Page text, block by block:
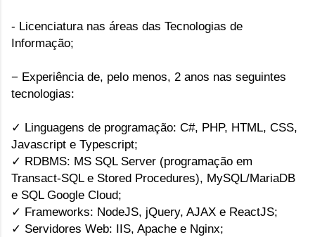
- Licenciatura nas áreas das Tecnologias de
Informação;
− Experiência de, pelo menos, 2 anos nas seguintes
tecnologias:
✓ Linguagens de programação: C#, PHP, HTML, CSS,
Javascript e Typescript;
✓ RDBMS: MS SQL Server (programação em
Transact-SQL e Stored Procedures), MySQL/MariaDB
e SQL Google Cloud;
✓ Frameworks: NodeJS, jQuery, AJAX e ReactJS;
✓ Servidores Web: IIS, Apache e Nginx;